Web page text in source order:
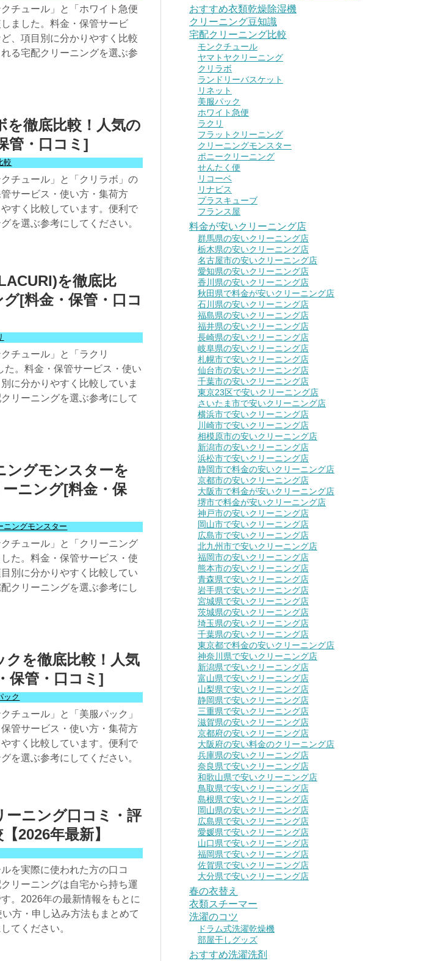
チュール」と「ホワイト急便
ました。料金・保管サービ
、項目別に分かりやすく比較
る宅配クリーニングを選ぶ参
徹底比較！人気の
管・口コミ]
較
チュール」と「クリラボ」の
サービス・使い方・集荷方
すく比較しています。便利で
を選ぶ参考にしてください。
を徹底比
[料金・保管・口コ
チュール」と「ラクリ
。料金・保管サービス・使い
に分かりやすく比較していま
リーニングを選ぶ参考にして
ングモンスターを
ニング[料金・保
ニングモンスター
チュール」と「クリーニング
た。料金・保管サービス・使
別に分かりやすく比較してい
クリーニングを選ぶ参考にし
を徹底比較！人気
保管・口コミ]
ック
チュール」と「美服パック」
管サービス・使い方・集荷方
すく比較しています。便利で
を選ぶ参考にしてください。
ーニング口コミ・評
2026年最新】
を実際に使われた方の口コ
リーニングは自宅から持ち運
。2026年の最新情報をもとに
方・申し込み方法もまとめて
てください。
おすすめ衣類乾燥除湿機
クリーニング豆知識
宅配クリーニング比較
モンクチュール
ヤマトヤクリーニング
クリラボ
ランドリーバスケット
リネット
美服パック
ホワイト急便
ラクリ
フラットクリーニング
クリーニングモンスター
ポニークリーニング
せんたく便
リコーベ
リナビス
プラスキューブ
フランス屋
料金が安いクリーニング店
群馬県の安いクリーニング店
栃木県の安いクリーニング店
名古屋市の安いクリーニング店
愛知県の安いクリーニング店
香川県の安いクリーニング店
秋田県で料金が安いクリーニング店
石川県の安いクリーニング店
福島県の安いクリーニング店
福井県の安いクリーニング店
長崎県の安いクリーニング店
岐阜県の安いクリーニング店
札幌市で安いクリーニング店
仙台市の安いクリーニング店
千葉市の安いクリーニング店
東京23区で安いクリーニング店
さいたま市で安いクリーニング店
横浜市で安いクリーニング店
川崎市で安いクリーニング店
相模原市の安いクリーニング店
新潟市の安いクリーニング店
浜松市で安いクリーニング店
静岡市で料金の安いクリーニング店
京都市の安いクリーニング店
大阪市で料金が安いクリーニング店
堺市で料金が安いクリーニング店
神戸市の安いクリーニング店
岡山市で安いクリーニング店
広島市で安いクリーニング店
北九州市で安いクリーニング店
福岡市の安いクリーニング店
熊本市の安いクリーニング店
青森県で安いクリーニング店
岩手県で安いクリーニング店
宮城県で安いクリーニング店
茨城県の安いクリーニング店
埼玉県の安いクリーニング店
千葉県の安いクリーニング店
東京都で料金の安いクリーニング店
神奈川県で安いクリーニング店
新潟県で安いクリーニング店
富山県で安いクリーニング店
山梨県で安いクリーニング店
静岡県で安いクリーニング店
三重県で安いクリーニング店
滋賀県の安いクリーニング店
京都府の安いクリーニング店
大阪府の安い料金のクリーニング店
兵庫県の安いクリーニング店
奈良県で安いクリーニング店
和歌山県で安いクリーニング店
鳥取県で安いクリーニング店
島根県で安いクリーニング店
岡山県の安いクリーニング店
広島県で安いクリーニング店
愛媛県で安いクリーニング店
山口県で安いクリーニング店
福岡県で安いクリーニング店
佐賀県で安いクリーニング店
大分県で安いクリーニング店
春の衣替え
衣類スチーマー
洗濯のコツ
ドラム式洗濯乾燥機
部屋干しグッズ
おすすめ洗濯洗剤